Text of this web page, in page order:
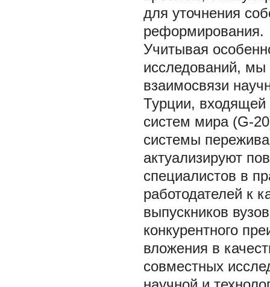
для уточнения
реформирования.
Учитывая
исследований, мы
взаимосвязи
Турции, входящей
систем мира (G-
системы
актуализируют
специалистов в
работодателей к
выпускников
конкурентного
вложения в
совместных